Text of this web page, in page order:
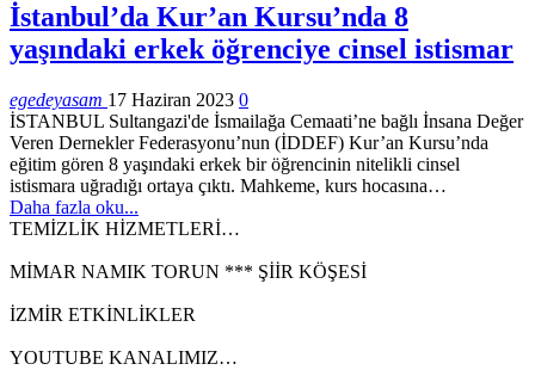
İstanbul’da Kur’an Kursu’nda 8
yaşındaki erkek öğrenciye cinsel istismar
egedeyasam 17 Haziran 2023 0
İSTANBUL Sultangazi'de İsmailağa Cemaati’ne bağlı İnsana Değer
Veren Dernekler Federasyonu’nun (İDDEF) Kur’an Kursu’nda
eğitim gören 8 yaşındaki erkek bir öğrencinin nitelikli cinsel
istismara uğradığı ortaya çıktı. Mahkeme, kurs hocasına…
Daha fazla oku...
TEMİZLİK HİZMETLERİ…
MİMAR NAMIK TORUN *** ŞİİR KÖŞESİ
İZMİR ETKİNLİKLER
YOUTUBE KANALIMIZ…